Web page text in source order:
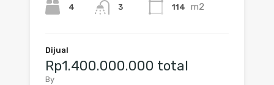
4 3 114 m2
Dijual
Rp1.400.000.000 total
By